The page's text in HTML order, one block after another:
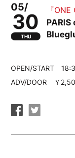
05/
30
THU
『ONE
OPEN/START
ADV/DOOR ￥